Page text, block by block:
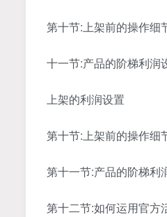
第十节:上架前的操作细
十一节:产品的阶梯利润
上架的利润设置
第十节:上架前的操作细
第十一节:产品的阶梯利
第十二节:如何运用官方